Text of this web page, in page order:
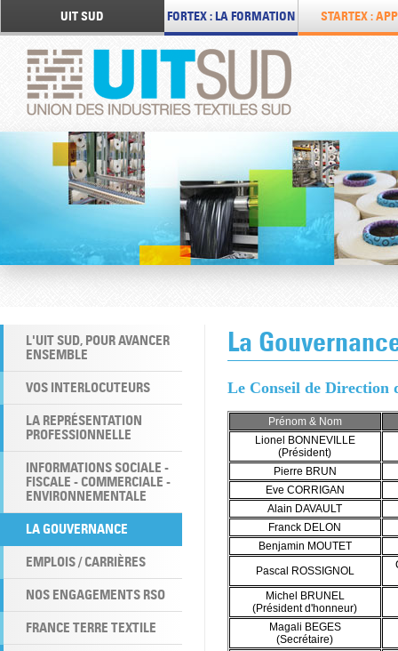
UIT SUD FORTEX : LA FORMATION STARTEX :
L'UIT SUD, POUR AVANCER
ENSEMBLE
VOS INTERLOCUTEURS
LA REPRÉSENTATION
PROFESSIONNELLE
INFORMATIONS SOCIALE -
FISCALE - COMMERCIALE -
ENVIRONNEMENTALE
LA GOUVERNANCE
EMPLOIS / CARRIÈRES
NOS ENGAGEMENTS RSO
FRANCE TERRE TEXTILE
La
Le Conseil de Direction
Prénom & Nom
Lionel BONNEVILLE
(Président)
Pierre BRUN
Eve CORRIGAN
Alain DAVAULT
Franck DELON
Benjamin MOUTET
Pascal ROSSIGNOL
Michel BRUNEL
(Président d'honneur)
Magali BEGES
(Secrétaire)